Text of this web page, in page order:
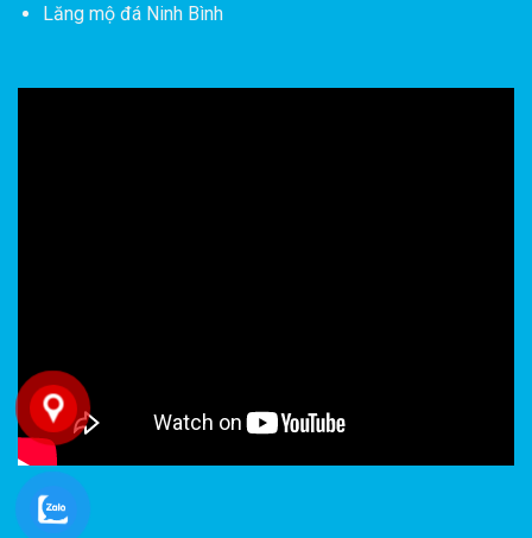
Lăng mộ đá Ninh Bình